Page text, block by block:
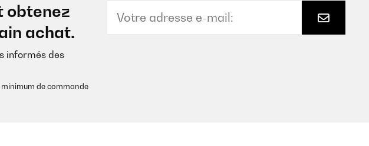
obtenez
achat.
informés des
minimum de commande